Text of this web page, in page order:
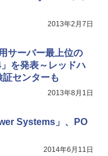
2013年2月7日
サーバー最上位の
を発表～レッドハ
センターも
2013年8月1日
Systems」、PO
2014年6月11日